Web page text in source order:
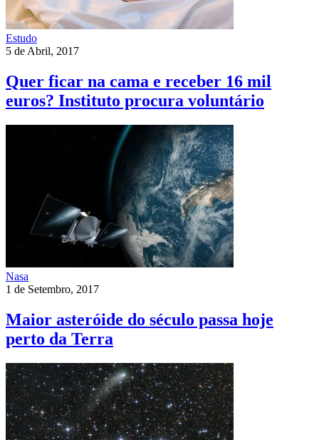
Estudo
5 de Abril, 2017
Quer ficar na cama e receber 16 mil
euros? Instituto procura voluntário
Nasa
1 de Setembro, 2017
Maior asteróide do século passa hoje
perto da Terra